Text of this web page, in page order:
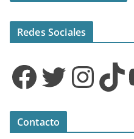
Redes Sociales
Facebook Twitter InstagramTikTok
Contacto